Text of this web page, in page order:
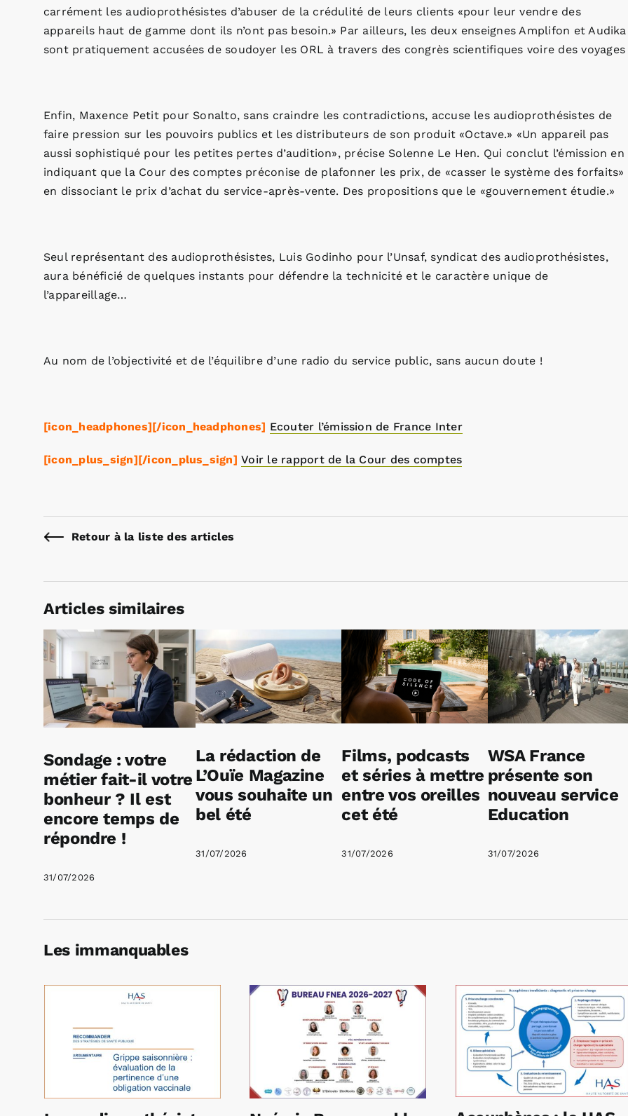
carrément les audioprothésistes d’abuser de la crédulité de leurs clients «pour leur vendre des
appareils haut de gamme dont ils n’ont pas besoin.» Par ailleurs, les deux enseignes Amplifon et Audika
sont pratiquement accusées de soudoyer les ORL à travers des congrès scientifiques voire des voyages
Enfin, Maxence Petit pour Sonalto, sans craindre les contradictions, accuse les audioprothésistes de
faire pression sur les pouvoirs publics et les distributeurs de son produit «Octave.» «Un appareil pas
aussi sophistiqué pour les petites pertes d’audition», précise Solenne Le Hen. Qui conclut l’émission en
indiquant que la Cour des comptes préconise de plafonner les prix, de «casser le système des forfaits»
en dissociant le prix d’achat du service-après-vente. Des propositions que le «gouvernement étudie.»
Seul représentant des audioprothésistes, Luis Godinho pour l’Unsaf, syndicat des audioprothésistes,
aura bénéficié de quelques instants pour défendre la technicité et le caractère unique de
l’appareillage…
Au nom de l’objectivité et de l’équilibre d’une radio du service public, sans aucun doute !
[icon_headphones][/icon_headphones] Ecouter l’émission de France Inter
[icon_plus_sign][/icon_plus_sign] Voir le rapport de la Cour des comptes
Retour à la liste des articles
Articles similaires
Sondage : votre
métier fait-il votre
bonheur ? Il est
encore temps de
répondre !
31/07/2026
La rédaction de
L’Ouïe Magazine
vous souhaite un
bel été
31/07/2026
Films, podcasts
et séries à mettre
entre vos oreilles
cet été
31/07/2026
WSA France
présente son
nouveau service
Education
31/07/2026
Les immanquables